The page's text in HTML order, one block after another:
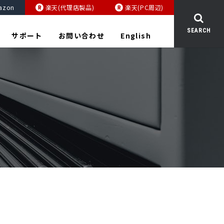
楽天(代理店製品) 楽天(PC周辺)
サポート お問い合わせ English SEARCH